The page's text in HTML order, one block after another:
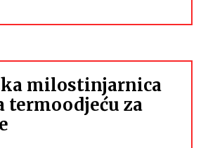
milostinjarnica
za